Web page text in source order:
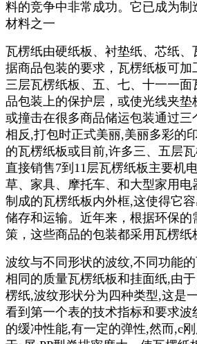
料的竞争中非常成功。它已成为
材料之一
瓦楞纸由硬纸板、衬垫纸、芯纸、
据商品包装的要求，瓦楞纸板可加
三层瓦楞纸板、五、七、十一一
品包装上的保护层，或使光线夹垫
或撞击在很多商品储运包装通过三
相反,打包时正式美丽,美丽多彩的
的瓦楞纸板或目前,许多三、五层
直接销售7到11层瓦楞纸板主要机
草、家具、摩托车、和大型家用电
制成的瓦楞纸板内外框,这使得它容
储存和运输。近年来，根据环保的
策，这些商品的包装都采用瓦楞纸
波纹与不同形状的波纹,不同功能
相同的质量瓦楞纸板和挂面纸,由
楞纸,波纹形状分为四种类型,这是
看到第一个表的技术指标和要求
的缓冲性能,有一定的弹性,然而,c